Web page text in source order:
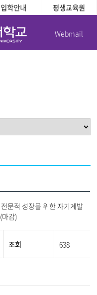
입학안내 평생교육원
Webmail
문적 성장을 위한 자기계발
감)
조회 638